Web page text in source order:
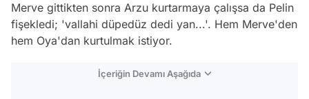
Merve gittikten sonra Arzu kurtarmaya çalışsa da Pelin
fişekledi; 'vallahi düpedüz dedi yan...'. Hem Merve'den
hem Oya'dan kurtulmak istiyor.
İçeriğin Devamı Aşağıda